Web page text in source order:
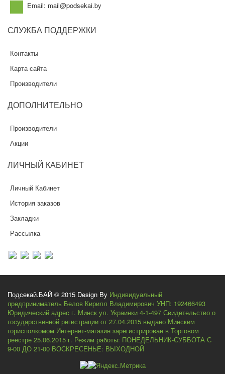
Email: mail@podsekai.by
СЛУЖБА ПОДДЕРЖКИ
Контакты
Карта сайта
Производители
ДОПОЛНИТЕЛЬНО
Производители
Акции
ЛИЧНЫЙ КАБИНЕТ
Личный Кабинет
История заказов
Закладки
Рассылка
Подсекай.БАЙ © 2015 Design By Индивидуальный
предприниматель Белов Кирилл Владимирович УНП: 192466493
Юридический адрес г. Минск ул. Украинки 4-1-497 Свидетельство о
государственной регистрации от 27.04.2015 выдано Минским
горисполкомом Интернет-магазин зарегистрирован в Торговом
реестре 25.06.2015 г. Режим работы: ПОНЕДЕЛЬНИК-СУББОТА С
9-00 ДО 21-00 ВОСКРЕСЕНЬЕ: ВЫХОДНОЙ